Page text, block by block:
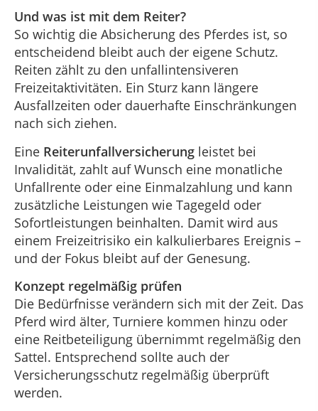
Und was ist mit dem Reiter?
So wichtig die Absicherung des Pferdes ist, so
entscheidend bleibt auch der eigene Schutz.
Reiten zählt zu den unfallintensiveren
Freizeitaktivitäten. Ein Sturz kann längere
Ausfallzeiten oder dauerhafte Einschränkungen
nach sich ziehen.
Eine Reiterunfallversicherung leistet bei
Invalidität, zahlt auf Wunsch eine monatliche
Unfallrente oder eine Einmalzahlung und kann
zusätzliche Leistungen wie Tagegeld oder
Sofortleistungen beinhalten. Damit wird aus
einem Freizeitrisiko ein kalkulierbares Ereignis –
und der Fokus bleibt auf der Genesung.
Konzept regelmäßig prüfen
Die Bedürfnisse verändern sich mit der Zeit. Das
Pferd wird älter, Turniere kommen hinzu oder
eine Reitbeteiligung übernimmt regelmäßig den
Sattel. Entsprechend sollte auch der
Versicherungsschutz regelmäßig überprüft
werden.